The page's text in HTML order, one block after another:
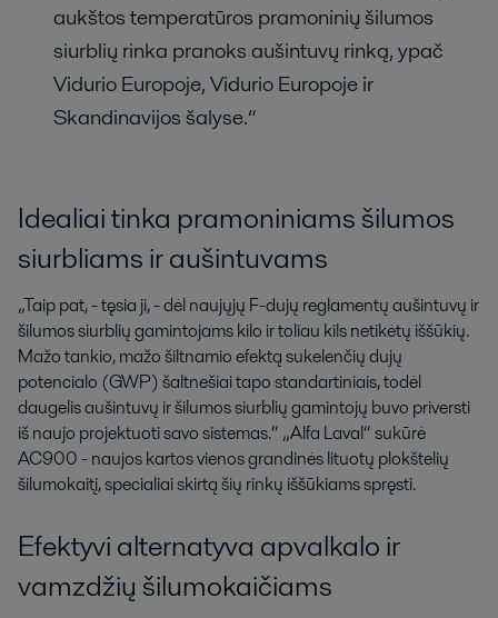
aukštos temperatūros pramoninių šilumos
siurblių rinka pranoks aušintuvų rinką, ypač
Vidurio Europoje, Vidurio Europoje ir
Skandinavijos šalyse.“
Idealiai tinka pramoniniams šilumos
siurbliams ir aušintuvams
„Taip pat, - tęsia ji, - dėl naujųjų F-dujų reglamentų aušintuvų ir
šilumos siurblių gamintojams kilo ir toliau kils netikėtų iššūkių.
Mažo tankio, mažo šiltnamio efektą sukelenčių dujų
potencialo (GWP) šaltnešiai tapo standartiniais, todėl
daugelis aušintuvų ir šilumos siurblių gamintojų buvo priversti
iš naujo projektuoti savo sistemas.“ „Alfa Laval“ sukūrė
AC900 - naujos kartos vienos grandinės lituotų plokštelių
šilumokaitį, specialiai skirtą šių rinkų iššūkiams spręsti.
Efektyvi alternatyva apvalkalo ir
vamzdžių šilumokaičiams